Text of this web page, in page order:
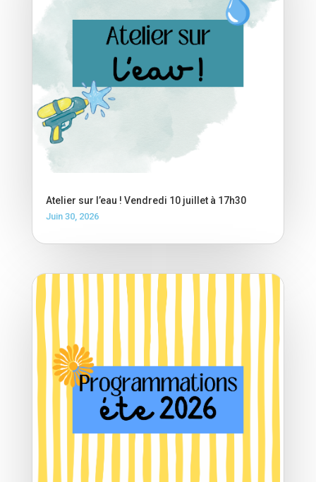
Atelier sur l’eau ! Vendredi 10 juillet à 17h30
Juin 30, 2026